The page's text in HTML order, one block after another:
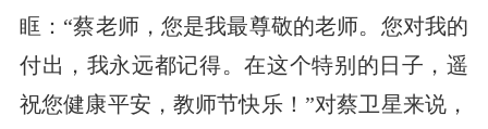
眶：“蔡老师，您是我最尊敬的老师。您对我的
付出，我永远都记得。在这个特别的日子，遥
祝您健康平安，教师节快乐！”对蔡卫星来说，